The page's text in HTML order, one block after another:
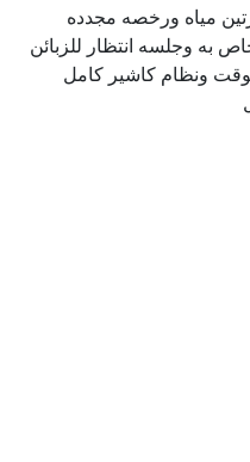
مياه ورخصه مجدده
به وجلسه انتظار للزبائن
ونظام كاشير كامل